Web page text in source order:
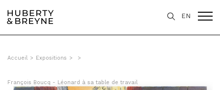
EN
Accueil > Expositions > >
François Boucq - Léonard à sa table de travail